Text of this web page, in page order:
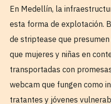
En Medellín, la
esta forma de explotación.
de striptease que
que mujeres y niñas en
transportadas con
webcam que fungen como
tratantes y jóvenes